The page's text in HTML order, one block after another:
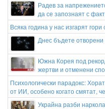
Радев за
да се запознаят с
Всяка година у нас изгарят
Днес бъдете
Южна Корея под
жертви и отменени
Психологически парадокс:
от ИИ, особено когато смятат,
Украйна разби